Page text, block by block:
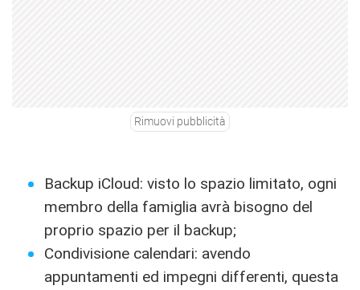
Rimuovi pubblicità
Backup iCloud: visto lo spazio limitato, ogni
membro della famiglia avrà bisogno del
proprio spazio per il backup;
Condivisione calendari: avendo
appuntamenti ed impegni differenti, questa